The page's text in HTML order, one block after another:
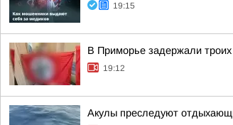
19:15
В Приморье задержали троих
19:12
Акулы преследуют